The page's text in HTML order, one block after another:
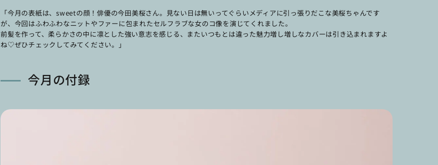
「今月の表紙は、sweetの顔！俳優の今田美桜さん。見ない日は無いってぐらいメディアに引っ張りだこな美桜ちゃんです
が、今回はふわふわなニットやファーに包まれたセルフラブな女のコ像を演じてくれました。
前髪を作って、柔らかさの中に凛とした強い意志を感じる、またいつもとは違った魅力増し増しなカバーは引き込まれますよ
ね♡ぜひチェックしてみてください。」
今月の付録